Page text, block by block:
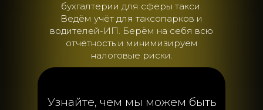
Узнайте, чем мы можем быть
бухгалтерии для сферы такси.
Ведём учёт для таксопарков и
водителей-ИП. Берём на себя всю
отчётность и минимизируем
налоговые риски.